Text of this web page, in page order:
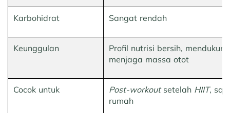
Karbohidrat Sangat rendah
Keunggulan
Profil nutrisi bersih,
menjaga massa otot
Cocok untuk Post-workoutsetelah HIIT,
rumah